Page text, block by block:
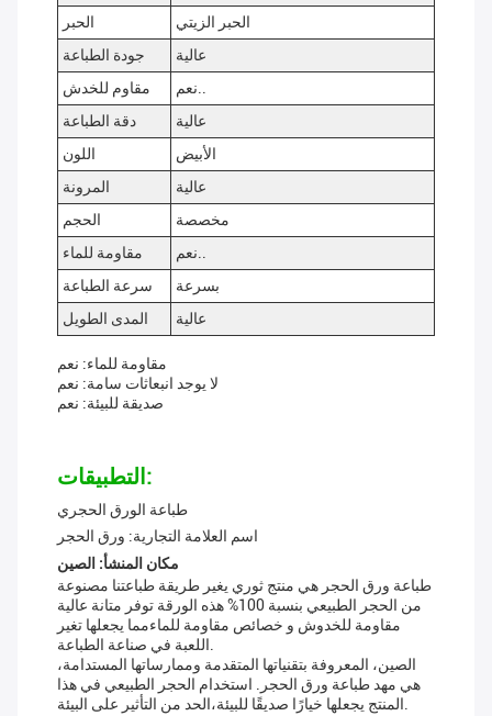
الحبر
الحبر الزيتي
جودة الطباعة
عالية
مقاوم للخدش
نعم..
دقة الطباعة
عالية
اللون
الأبيض
المرونة
عالية
الحجم
مخصصة
مقاومة للماء
نعم..
سرعة الطباعة
بسرعة
المدى الطويل
عالية
مقاومة للماء: نعم
لا يوجد انبعاثات سامة: نعم
صديقة للبيئة: نعم
التطبيقات:
طباعة الورق الحجري
اسم العلامة التجارية: ورق الحجر
مكان المنشأ: الصين
طباعة ورق الحجر هي منتج ثوري يغير طريقة طباعتنا مصنوعة
من الحجر الطبيعي بنسبة 100% هذه الورقة توفر متانة عالية
مقاومة للخدوش و خصائص مقاومة للماءمما يجعلها تغير
اللعبة في صناعة الطباعة.
الصين، المعروفة بتقنياتها المتقدمة وممارساتها المستدامة،
هي مهد طباعة ورق الحجر. استخدام الحجر الطبيعي في هذا
المنتج يجعلها خيارًا صديقًا للبيئة،الحد من التأثير على البيئة.